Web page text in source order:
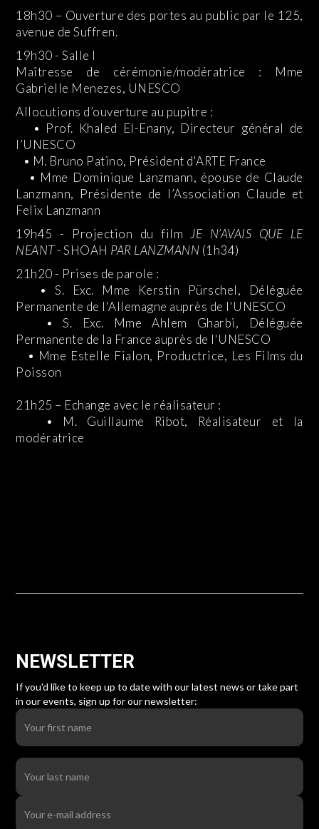
18h30 – Ouverture des portes au public par le 125,
avenue de Suffren.
19h30 - Salle I
Maîtresse de cérémonie/modératrice : Mme
Gabrielle Menezes, UNESCO
Allocutions d’ouverture au pupitre :
• Prof. Khaled El-Enany, Directeur général de
l’UNESCO
• M. Bruno Patino, Président d'ARTE France
• Mme Dominique Lanzmann, épouse de Claude
Lanzmann, Présidente de l’Association Claude et
Felix Lanzmann
19h45 - Projection du film
JE N’AVAIS QUE LE
NEANT -SHOAH PAR LANZMANN (1h34)
21h20 - Prises de parole :
• S. Exc. Mme Kerstin Pürschel, Déléguée
Permanente de l'Allemagne auprès de l'UNESCO
• S. Exc. Mme Ahlem Gharbi, Déléguée
Permanente de la France auprès de l'UNESCO
• Mme Estelle Fialon, Productrice, Les Films du
Poisson
21h25 – Echange avec le réalisateur :
• M. Guillaume Ribot, Réalisateur et la
modératrice
NEWSLETTER
If you'd like to keep up to date with our latest news or take part
in our events, sign up for our newsletter: